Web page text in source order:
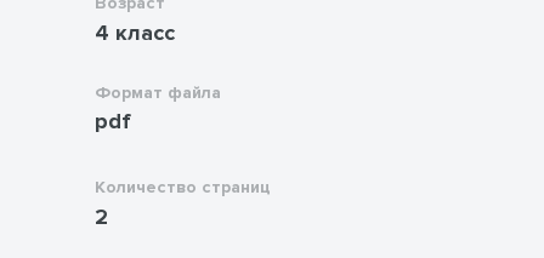
4 класс
Формат файла
pdf
Количество страниц
2